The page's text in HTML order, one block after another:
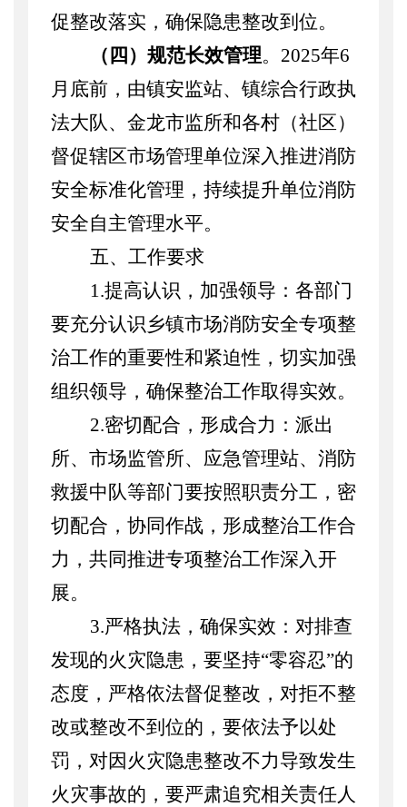
促整改落实，确保隐患整改到位。
（四）规范长效管理。 2025年6
月底前，由镇安监站、镇综合行政执
法大队、金龙市监所和各村（社区）
督促辖区市场管理单位深入推进消防
安全标准化管理，持续提升单位消防
安全自主管理水平。
五、工作要求
1.提高认识，加强领导：各部门
要充分认识乡镇市场消防安全专项整
治工作的重要性和紧迫性，切实加强
组织领导，确保整治工作取得实效。
2.密切配合，形成合力：派出
所、市场监管所、应急管理站、消防
救援中队等部门要按照职责分工，密
切配合，协同作战，形成整治工作合
力，共同推进专项整治工作深入开
展。
3.严格执法，确保实效：对排查
发现的火灾隐患，要坚持“零容忍”的
态度，严格依法督促整改，对拒不整
改或整改不到位的，要依法予以处
罚，对因火灾隐患整改不力导致发生
火灾事故的，要严肃追究相关责任人